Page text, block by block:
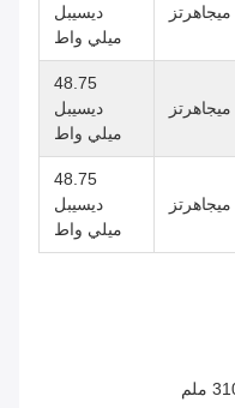
ديسيبل
ميلي واط
48.75
ديسيبل
ميلي واط
48.75
ديسيبل
ميلي واط